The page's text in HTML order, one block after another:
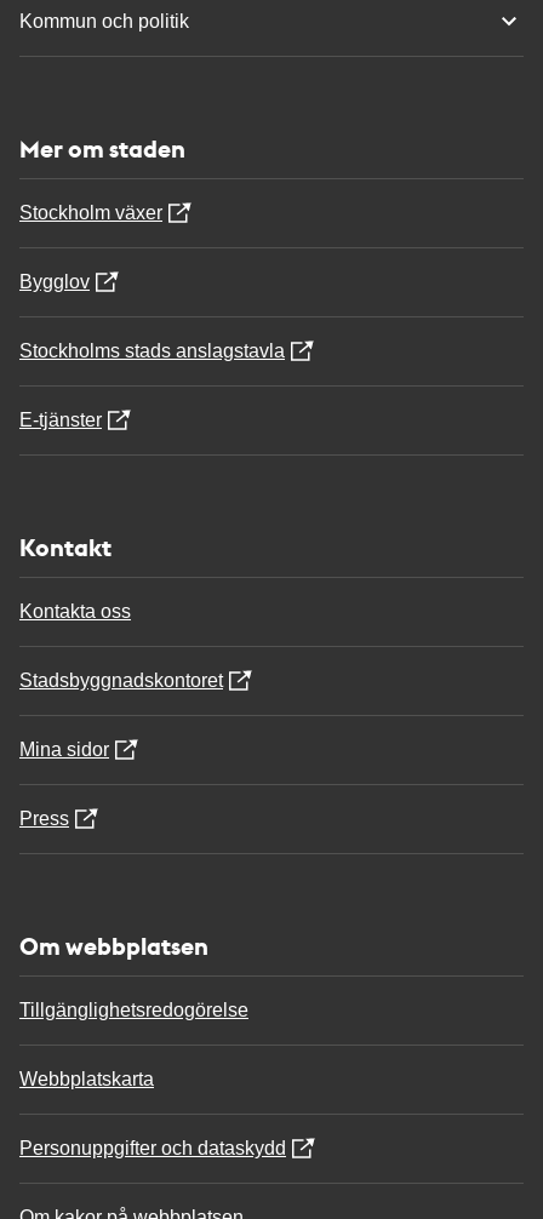
Kommun och politik
Mer om staden
Stockholm växer
Bygglov
Stockholms stads anslagstavla
E-tjänster
Kontakt
Kontakta oss
Stadsbyggnadskontoret
Mina sidor
Press
Om webbplatsen
Tillgänglighetsredogörelse
Webbplatskarta
Personuppgifter och dataskydd